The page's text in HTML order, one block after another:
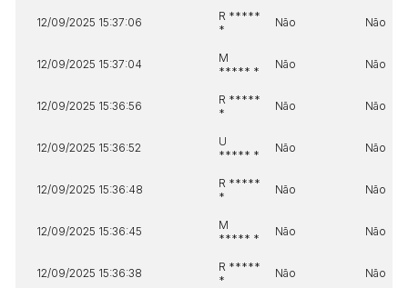
12/09/2025 15:37:06
R *****
*
Não Não
12/09/2025 15:37:04
M
***** *
Não Não
12/09/2025 15:36:56
R *****
*
Não Não
12/09/2025 15:36:52
U
***** *
Não Não
12/09/2025 15:36:48
R *****
*
Não Não
12/09/2025 15:36:45
M
***** *
Não Não
12/09/2025 15:36:38
R *****
*
Não Não